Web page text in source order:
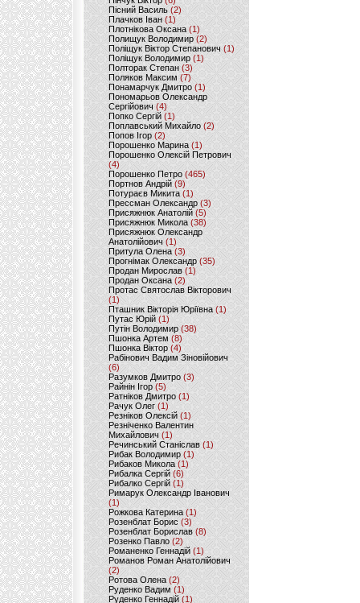
Пісний Василь (2)
Плачков Іван(1)
Плотнікова Оксана (1)
Полищук Володимир(2)
Поліщук Віктор Степанович(1)
Поліщук Володимир (1)
Полторак Степан(3)
Поляков Максим (7)
Понамарчук Дмитро (1)
Пономарьов Олександр
Сергійович(4)
Попко Сергій (1)
Поплавський Михайло (2)
Попов Ігор(2)
Порошенко Марина (1)
Порошенко Олексій Петрович
(4)
Порошенко Петро (465)
Портнов Андрій (9)
Потураєв Микита(1)
Прессман Олександр(3)
Присяжнюк Анатолій (5)
Присяжнюк Микола (38)
Присяжнюк Олександр
Анатолійович (1)
Притула Олена (3)
Прогнімак Олександр(35)
Продан Мирослав(1)
Продан Оксана (2)
Протас Святослав Вікторович
(1)
Пташник Вікторія Юріївна (1)
Путас Юрій (1)
Путін Володимир(38)
Пшонка Артем (8)
Пшонка Віктор(4)
Рабінович Вадим Зіновійович
(6)
Разумков Дмитро (3)
Райнін Ігор(5)
Ратніков Дмитро (1)
Рачук Олег (1)
Резніков Олексій(1)
Резніченко Валентин
Михайлович (1)
Речинський Станіслав (1)
Рибак Володимир(1)
Рибаков Микола(1)
Рибалка Сергій (6)
Рибалко Сергій (1)
Римарук Олександр Іванович
(1)
Рожкова Катерина(1)
Розенблат Борис (3)
Розенблат Борислав (8)
Розенко Павло (2)
Романенко Геннадій (1)
Романов Роман Анатолійович
(2)
Ротова Олена(2)
Руденко Вадим (1)
Руденко Геннадій (1)